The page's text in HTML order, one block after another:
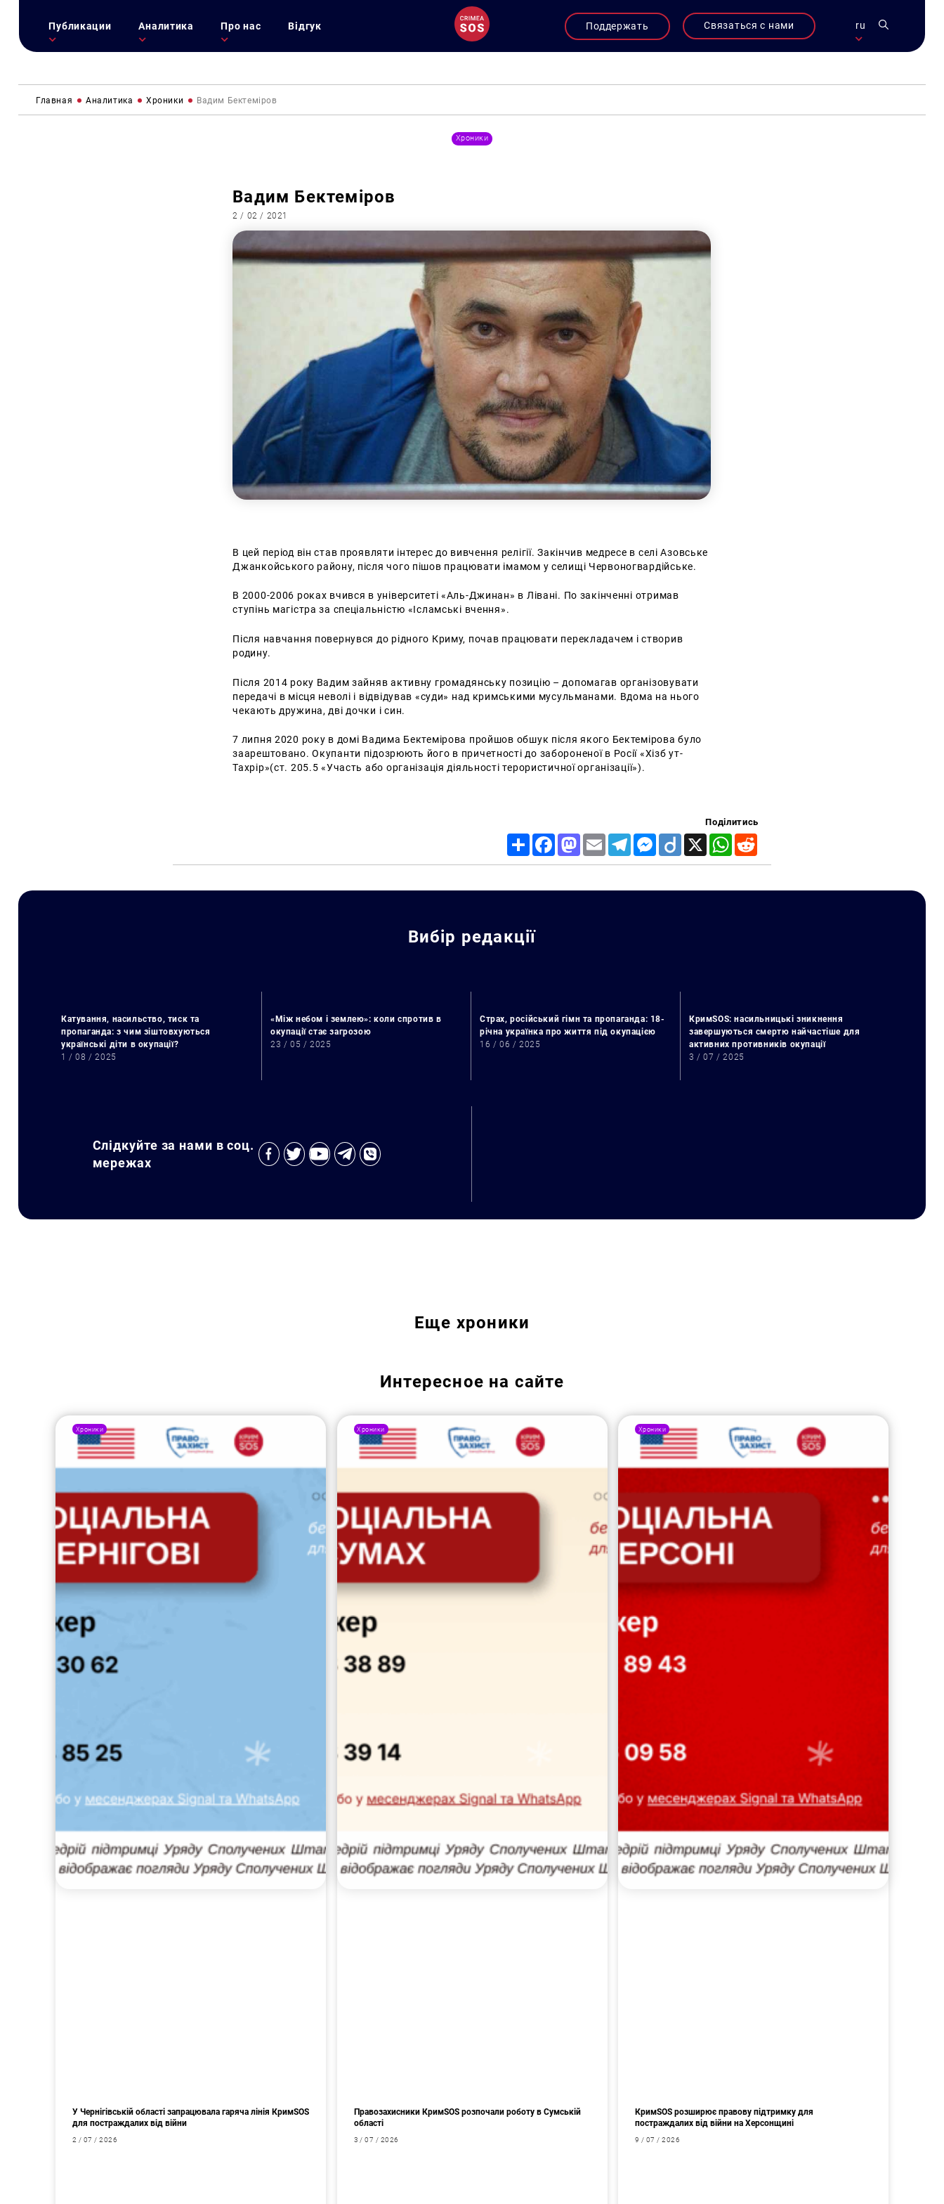
Публикации Аналитика Про нас Відгук Поддержать Связаться с нами ru
Главная Аналитика Хроники Вадим Бектеміров
Хроники
Вадим Бектеміров
2 / 02 / 2021
В цей період він став проявляти інтерес до вивчення релігії. Закінчив медресе в селі Азовське
Джанкойського району, після чого пішов працювати імамом у селищі Червоногвардійське.
В 2000-2006 роках вчився в університеті «Аль-Джинан» в Лівані. По закінченні отримав
ступінь магістра за спеціальністю «Ісламські вчення».
Після навчання повернувся до рідного Криму, почав працювати перекладачем і створив
родину.
Після 2014 року Вадим зайняв активну громадянську позицію – допомагав організовувати
передачі в місця неволі і відвідував «суди» над кримськими мусульманами. Вдома на нього
чекають дружина, дві дочки і син.
7 липня 2020 року в домі Вадима Бектемірова пройшов обшук після якого Бектемірова було
заарештовано. Окупанти підозрюють його в причетності до забороненої в Росії «Хізб ут-
Тахрір»(ст. 205.5 «Участь або організація діяльності терористичної організації»).
Поділитись
Share FacebookMastodon
Email TelegramMessenger
Diigo X WhatsApp
Вибір редакції
Катування, насильство, тиск та
пропаганда: з чим зіштовхуються
українські діти в окупації?
1 / 08 / 2025
«Між небом і землею»: коли спротив в
окупації стає загрозою
23 / 05 / 2025
Страх, російський гімн та пропаганда: 18-
річна українка про життя під окупацією
16 / 06 / 2025
КримSOS: насильницькі зникнення
завершуються смертю найчастіше для
активних противників окупації
3 / 07 / 2025
Слідкуйте за нами в соц.
мережах
Еще хроники
Интересное на сайте
Хроники
У Чернігівській області запрацювала гаряча лінія КримSOS
для постраждалих від війни
2 / 07 / 2026
Хроники
Правозахисники КримSOS розпочали роботу в Сумській
області
3 / 07 / 2026
Хроники
КримSOS розширює правову підтримку для
постраждалих від війни на Херсонщині
9 / 07 / 2026